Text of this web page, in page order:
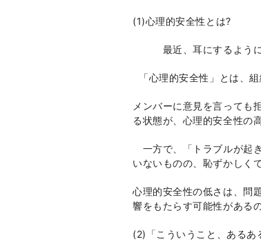
(1)心理的安全性とは?
最近、耳にするように
「心理的安全性」とは、
メンバーに意見を言っても
る状態が、心理的安全性の
一方で、「トラブルが起
いないものの、恥ずかしく
心理的安全性の低さは、問
響をもたらす可能性があるの
(2)「こういうこと、あるあ